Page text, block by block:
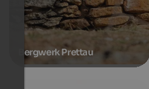
Bergwerk Prettau